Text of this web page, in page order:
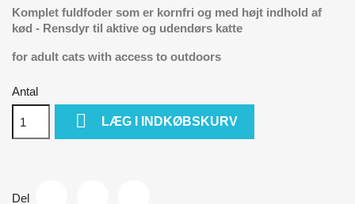
Komplet fuldfoder som er kornfri og med højt indhold af
kød - Rensdyr til aktive og udendørs katte
for adult cats with access to outdoors
Antal
 LÆG I INDKØBSKURV
Del